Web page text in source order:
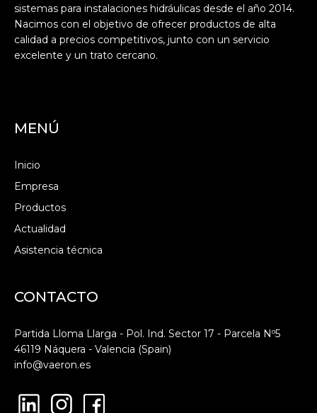
sistemas para instalaciones hidráulicas desde el año 2014.
Nacimos con el objetivo de ofrecer productos de alta
calidad a precios competitivos, junto con un servicio
excelente y un trato cercano.
MENÚ
Inicio
Empresa
Productos
Actualidad
Asistencia técnica
CONTACTO
Partida Lloma Llarga - Pol. Ind. Sector 17 - Parcela Nº5
46119 Náquera - Valencia (Spain)
info@vaeron.es